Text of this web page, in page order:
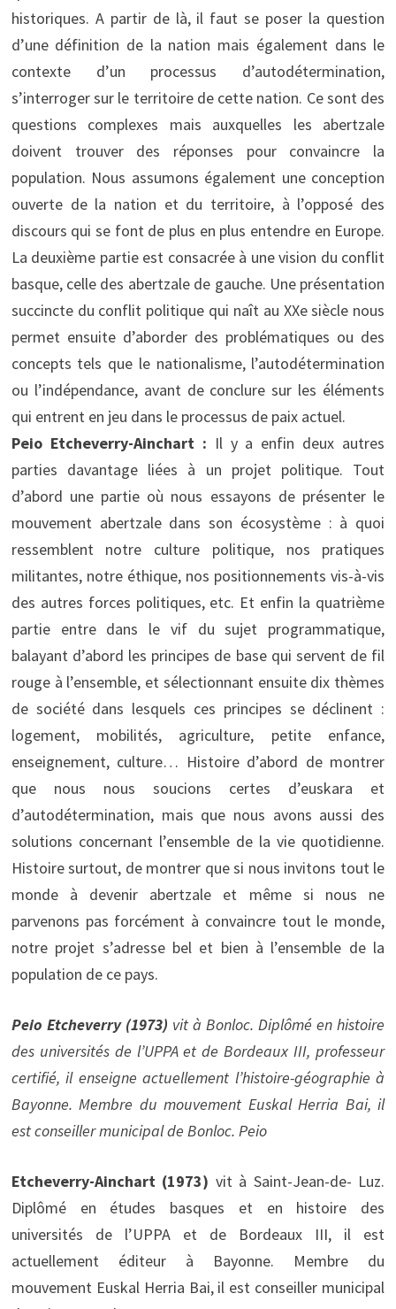
historiques. A partir de là, il faut se poser la question
d’une définition de la nation mais également dans le
contexte d’un processus d’autodétermination,
s’interroger sur le territoire de cette nation. Ce sont des
questions complexes mais auxquelles les abertzale
doivent trouver des réponses pour convaincre la
population. Nous assumons également une conception
ouverte de la nation et du territoire, à l’opposé des
discours qui se font de plus en plus entendre en Europe.
La deuxième partie est consacrée à une vision du conflit
basque, celle des abertzale de gauche. Une présentation
succincte du conflit politique qui naît au XXe siècle nous
permet ensuite d’aborder des problématiques ou des
concepts tels que le nationalisme, l’autodétermination
ou l’indépendance, avant de conclure sur les éléments
qui entrent en jeu dans le processus de paix actuel.
Peio Etcheverry-Ainchart : Il y a enfin deux autres
parties davantage liées à un projet politique. Tout
d’abord une partie où nous essayons de présenter le
mouvement abertzale dans son écosystème : à quoi
ressemblent notre culture politique, nos pratiques
militantes, notre éthique, nos positionnements vis-à-vis
des autres forces politiques, etc. Et enfin la quatrième
partie entre dans le vif du sujet programmatique,
balayant d’abord les principes de base qui servent de fil
rouge à l’ensemble, et sélectionnant ensuite dix thèmes
de société dans lesquels ces principes se déclinent :
logement, mobilités, agriculture, petite enfance,
enseignement, culture… Histoire d’abord de montrer
que nous nous soucions certes d’euskara et
d’autodétermination, mais que nous avons aussi des
solutions concernant l’ensemble de la vie quotidienne.
Histoire surtout, de montrer que si nous invitons tout le
monde à devenir abertzale et même si nous ne
parvenons pas forcément à convaincre tout le monde,
notre projet s’adresse bel et bien à l’ensemble de la
population de ce pays.
Peio Etcheverry (1973) vit à Bonloc. Diplômé en histoire
des universités de l’UPPA et de Bordeaux III, professeur
certifié, il enseigne actuellement l’histoire-géographie à
Bayonne. Membre du mouvement Euskal Herria Bai, il
est conseiller municipal de Bonloc. Peio
Etcheverry-Ainchart (1973) vit à Saint-Jean-de- Luz.
Diplômé en études basques et en histoire des
universités de l’UPPA et de Bordeaux III, il est
actuellement éditeur à Bayonne. Membre du
mouvement Euskal Herria Bai, il est conseiller municipal